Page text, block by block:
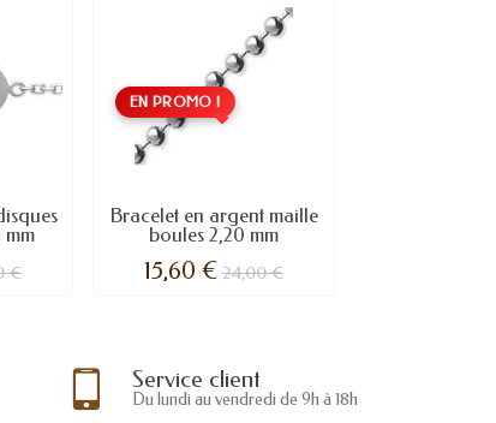
mm
€
EN PROMO !
Bracelet en argent maille
boules 2,20 mm
15,60 € 24,00 €
Service client
Du lundi au vendredi de 9h à 18h